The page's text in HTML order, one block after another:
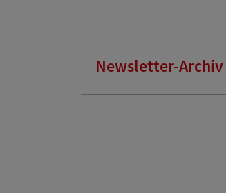
Newsletter-Archiv